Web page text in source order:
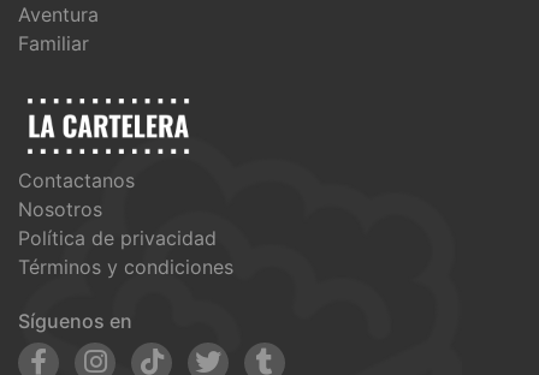
Aventura
Familiar
Contactanos
Nosotros
Política de privacidad
Términos y condiciones
Síguenos en